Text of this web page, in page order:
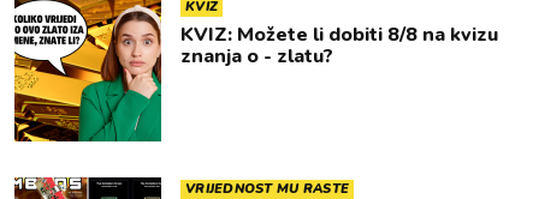
KVIZ
KVIZ: Možete li dobiti 8/8 na kvizu
znanja o - zlatu?
VRIJEDNOST MU RASTE